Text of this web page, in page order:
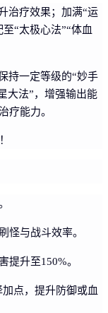
治疗效果；加满“运
“太极心法”“体血
持一定等级的“妙手
大法”，增强输出能
疗能力。
怪与战斗效率。
提升至150%。
点，提升防御或血